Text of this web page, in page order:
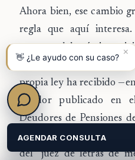
Ahora bien, ese cambio
regla que aquí
menores del país sigue
de la Ley N° 16.618
,
propia ley ha recibido
deudor publicado en
Deudores de Pensiones
por la Ley 21.389—.
del "juez de letras de
×
👋 ¿Le ayudo con su caso?
AGENDAR CONSULTA